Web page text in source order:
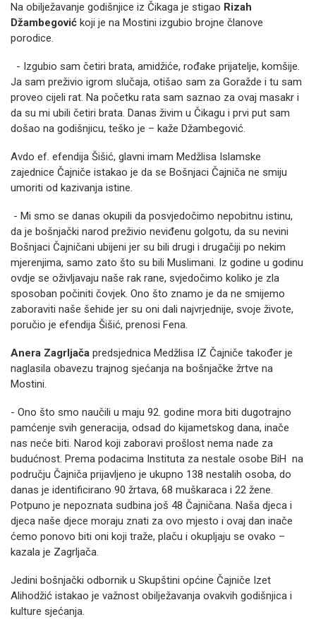
Na obilježavanje godišnjice iz Čikaga je stigao Rizah
Džambegović koji je na Mostini izgubio brojne članove
porodice.
- Izgubio sam četiri brata, amidžiće, rođake prijatelje, komšije.
Ja sam preživio igrom slučaja, otišao sam za Goražde i tu sam
proveo cijeli rat. Na početku rata sam saznao za ovaj masakr i
da su mi ubili četiri brata. Danas živim u Čikagu i prvi put sam
došao na godišnjicu, teško je – kaže Džambegović.
Avdo ef. efendija Šišić, glavni imam Medžlisa Islamske
zajednice Čajniče istakao je da se Bošnjaci Čajniča ne smiju
umoriti od kazivanja istine.
- Mi smo se danas okupili da posvjedočimo nepobitnu istinu,
da je bošnjački narod preživio neviđenu golgotu, da su nevini
Bošnjaci Čajničani ubijeni jer su bili drugi i drugačiji po nekim
mjerenjima, samo zato što su bili Muslimani. Iz godine u godinu
ovdje se oživljavaju naše rak rane, svjedočimo koliko je zla
sposoban počiniti čovjek. Ono što znamo je da ne smijemo
zaboraviti naše šehide jer su oni dali najvrjednije, svoje živote,
poručio je efendija Šišić, prenosi Fena.
Anera Zagrljača predsjednica Medžlisa IZ Čajniče također je
naglasila obavezu trajnog sjećanja na bošnjačke žrtve na
Mostini.
- Ono što smo naučili u maju 92. godine mora biti dugotrajno
pamćenje svih generacija, odsad do kijametskog dana, inače
nas neće biti. Narod koji zaboravi prošlost nema nade za
budućnost. Prema podacima Instituta za nestale osobe BiH na
području Čajniča prijavljeno je ukupno 138 nestalih osoba, do
danas je identificirano 90 žrtava, 68 muškaraca i 22 žene.
Potpuno je nepoznata sudbina još 48 Čajničana. Naša djeca i
djeca naše djece moraju znati za ovo mjesto i ovaj dan inače
ćemo ponovo biti oni koji traže, plaču i okupljaju se ovako –
kazala je Zagrljača.
Jedini bošnjački odbornik u Skupštini općine Čajniče Izet
Alihodžić istakao je važnost obilježavanja ovakvih godišnjica i
kulture sjećanja.